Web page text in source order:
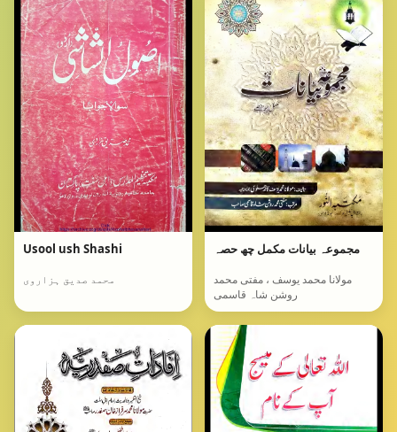
Usool ush Shashi
محمد صدیق ہزاروی
مجموعہ بیانات مکمل چھ حصہ
مولانا محمد یوسف ، مفتی محمد
روشن شاہ قاسمی